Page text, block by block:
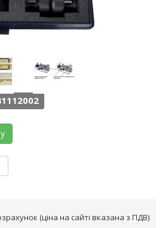
(ціна на сайті вказана з ПДВ)